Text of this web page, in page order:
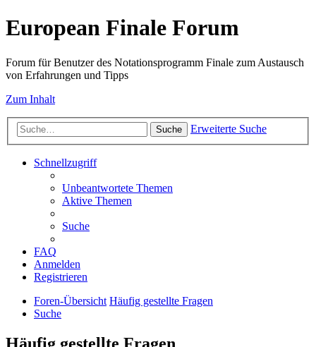
European Finale Forum
Forum für Benutzer des Notationsprogramm Finale zum Austausch
von Erfahrungen und Tipps
Zum Inhalt
Suche Erweiterte Suche
Schnellzugriff
Unbeantwortete Themen
Aktive Themen
Suche
FAQ
Anmelden
Registrieren
Foren-Übersicht Häufig gestellte Fragen
Suche